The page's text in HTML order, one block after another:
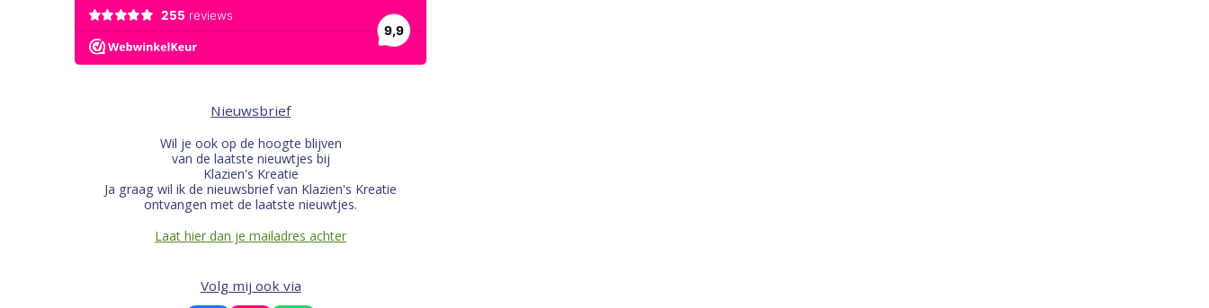
Nieuwsbrief
Wil je ook op de hoogte blijven
van de laatste nieuwtjes bij
Klazien's Kreatie
Ja graag wil ik de nieuwsbrief van Klazien's Kreatie
ontvangen met de laatste nieuwtjes.
Laat hier dan je mailadres achter
Volg mij ook via